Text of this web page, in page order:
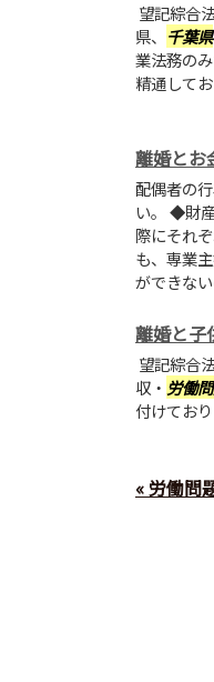
望記綜合
県、 千葉県
業法務の
精通して
離婚とお
配偶者の
い。 ◆財
際にそれ
も、専業
ができな
離婚と子
望記綜合
収・ 労働
付けてお
« 労働問